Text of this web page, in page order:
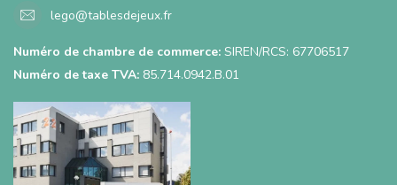
lego@tablesdejeux.fr
Numéro de chambre de commerce: SIREN/RCS: 67706517
Numéro de taxe TVA: 85.714.0942.B.01